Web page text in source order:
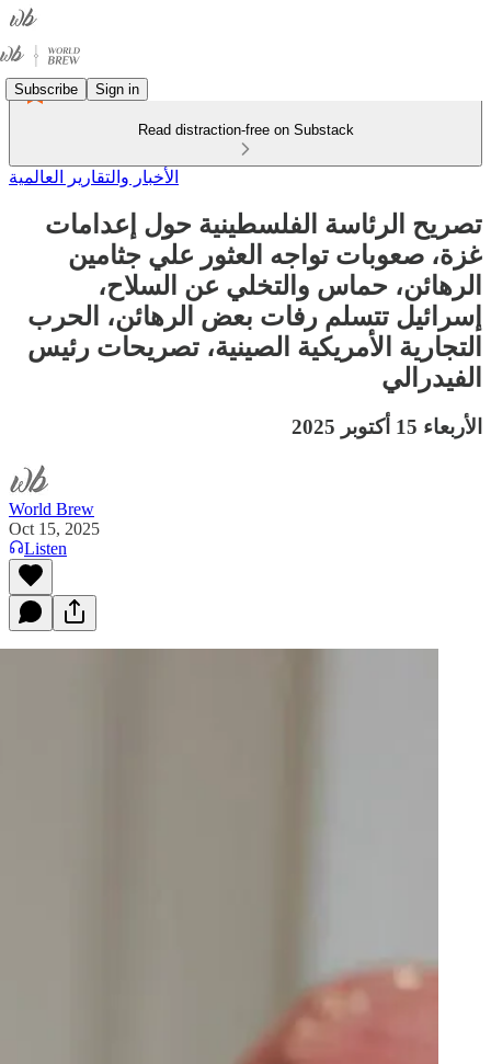
Subscribe Sign in
Read distraction-free on Substack
الأخبار والتقارير العالمية
تصريح الرئاسة الفلسطينية حول إعدامات
غزة، صعوبات تواجه العثور علي جثامين
الرهائن، حماس والتخلي عن السلاح،
إسرائيل تتسلم رفات بعض الرهائن، الحرب
التجارية الأمريكية الصينية، تصريحات رئيس
الفيدرالي
الأربعاء 15 أكتوبر 2025
World Brew
Oct 15, 2025
Listen